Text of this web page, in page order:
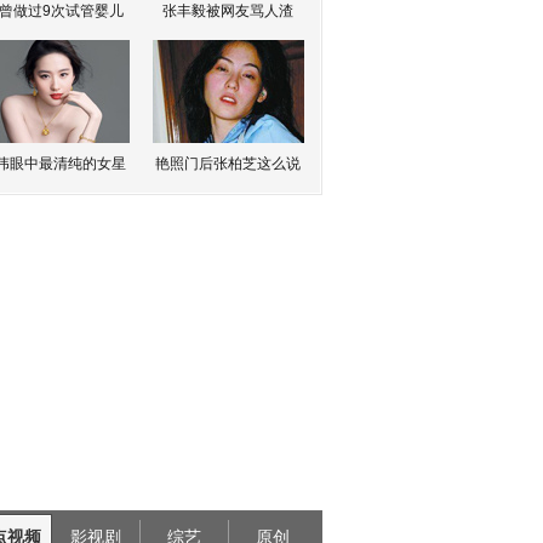
做过9次试管婴儿 张丰毅被网友骂人渣
眼中最清纯的女星 艳照门后张柏芝这么说
视频 影视剧 综艺 原创